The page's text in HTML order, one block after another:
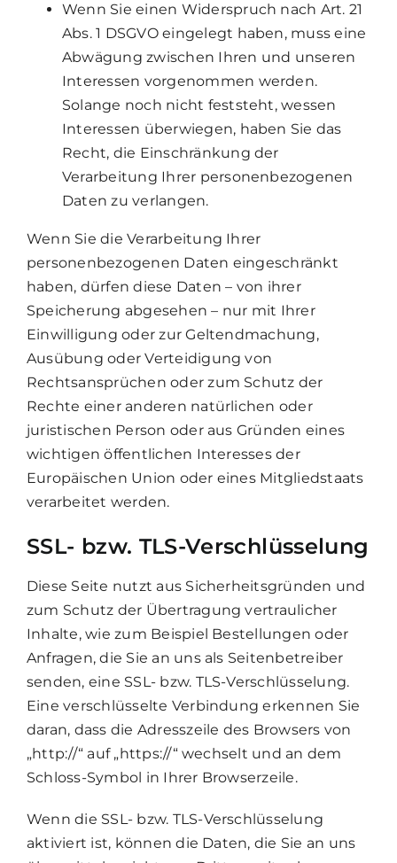
Wenn Sie einen Widerspruch nach Art. 21
Abs. 1 DSGVO eingelegt haben, muss eine
Abwägung zwischen Ihren und unseren
Interessen vorgenommen werden.
Solange noch nicht feststeht, wessen
Interessen überwiegen, haben Sie das
Recht, die Einschränkung der
Verarbeitung Ihrer personenbezogenen
Daten zu verlangen.
Wenn Sie die Verarbeitung Ihrer
personenbezogenen Daten eingeschränkt
haben, dürfen diese Daten – von ihrer
Speicherung abgesehen – nur mit Ihrer
Einwilligung oder zur Geltendmachung,
Ausübung oder Verteidigung von
Rechtsansprüchen oder zum Schutz der
Rechte einer anderen natürlichen oder
juristischen Person oder aus Gründen eines
wichtigen öffentlichen Interesses der
Europäischen Union oder eines Mitgliedstaats
verarbeitet werden.
SSL- bzw. TLS-Verschlüsselung
Diese Seite nutzt aus Sicherheitsgründen und
zum Schutz der Übertragung vertraulicher
Inhalte, wie zum Beispiel Bestellungen oder
Anfragen, die Sie an uns als Seitenbetreiber
senden, eine SSL- bzw. TLS-Verschlüsselung.
Eine verschlüsselte Verbindung erkennen Sie
daran, dass die Adresszeile des Browsers von
„http://“ auf „https://“ wechselt und an dem
Schloss-Symbol in Ihrer Browserzeile.
Wenn die SSL- bzw. TLS-Verschlüsselung
aktiviert ist, können die Daten, die Sie an uns